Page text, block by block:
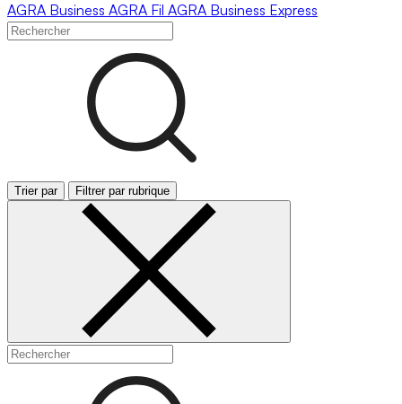
AGRA Business AGRA Fil AGRA Business Express
Trier par Filtrer par rubrique